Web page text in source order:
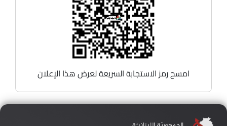
امسح رمز الاستجابة السريعة لعرض هذا الإعلان